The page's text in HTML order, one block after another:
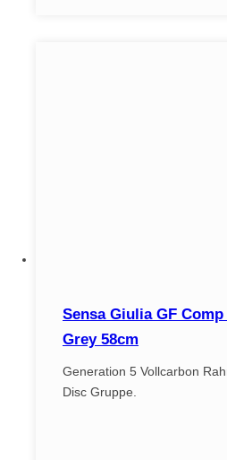
Sensa Giulia GF
Grey 58cm
Generation 5 Vollcarbon
Disc Gruppe.